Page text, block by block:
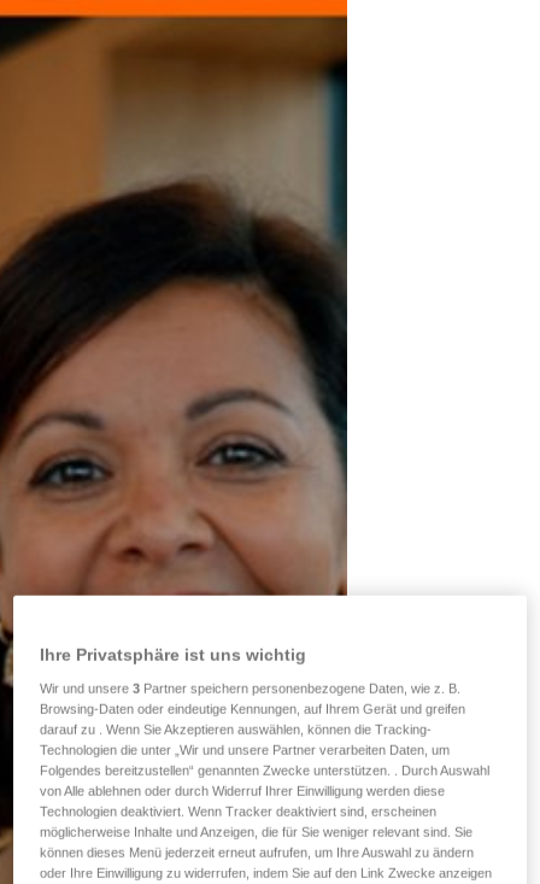
Ihre Privatsphäre ist uns wichtig
Wir und unsere3 Partner speichern personenbezogene Daten, wie z. B.
Browsing-Daten oder eindeutige Kennungen, auf Ihrem Gerät und greifen
darauf zu . Wenn Sie Akzeptieren auswählen, können die Tracking-
Technologien die unter „Wir und unsere Partner verarbeiten Daten, um
Folgendes bereitzustellen“ genannten Zwecke unterstützen. . Durch Auswahl
von Alle ablehnen oder durch Widerruf Ihrer Einwilligung werden diese
Technologien deaktiviert. Wenn Tracker deaktiviert sind, erscheinen
möglicherweise Inhalte und Anzeigen, die für Sie weniger relevant sind. Sie
können dieses Menü jederzeit erneut aufrufen, um Ihre Auswahl zu ändern
oder Ihre Einwilligung zu widerrufen, indem Sie auf den Link Zwecke anzeigen